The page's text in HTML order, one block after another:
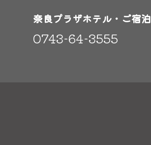
奈良プラザホテル・ご宿泊
0743-64-3555